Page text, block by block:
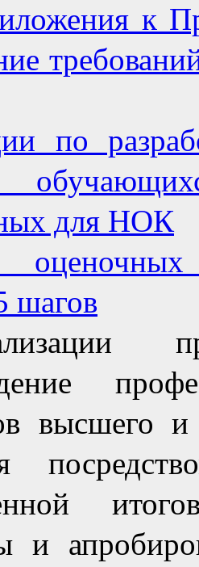
к
по
для НОК
шагов
высшего и
и